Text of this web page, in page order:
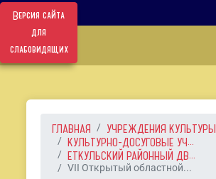
Версия сайта
для
слабовидящих
ГЛАВНАЯ
УЧРЕЖДЕНИЯ КУЛЬТУРЫ
КУЛЬТУРНО-ДОСУГОВЫЕ УЧ...
ЕТКУЛЬСКИЙ РАЙОННЫЙ ДВ...
VII Открытый областной...